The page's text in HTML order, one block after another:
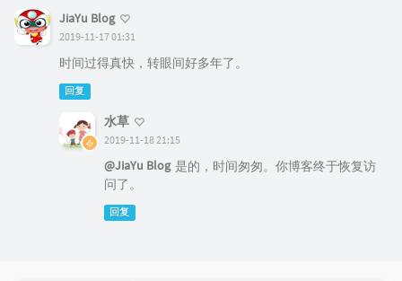
JiaYu Blog
2019-11-17 01:31
时间过得真快，转眼间好多年了。
回复
水草
2019-11-18 21:15
@JiaYu Blog 是的，时间匆匆。你博客终于恢复访
问了。
回复